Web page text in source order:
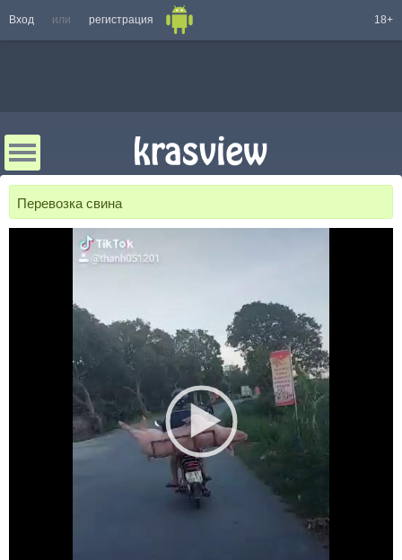
Вход или регистрация 18+
Перевозка свина